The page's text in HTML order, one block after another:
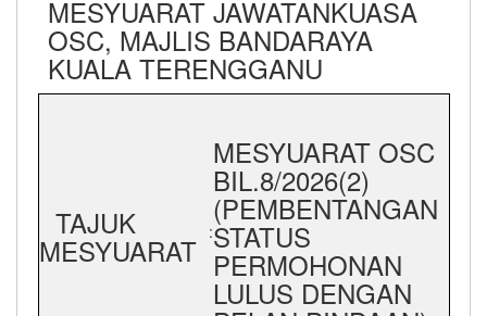
MESYUARAT JAWATANKUASA
OSC, MAJLIS BANDARAYA
KUALA TERENGGANU
TAJUK
MESYUARAT :
MESYUARAT OSC
BIL.8/2026(2)
(PEMBENTANGAN
STATUS
PERMOHONAN
LULUS DENGAN